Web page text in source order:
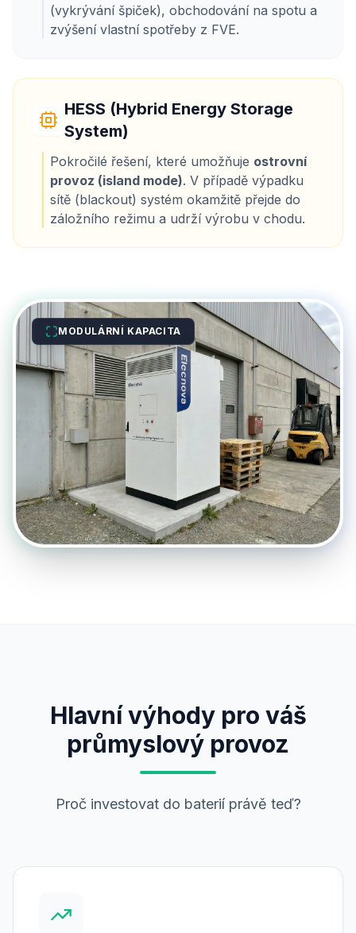
(vykrývání špiček), obchodování na spotu a
zvýšení vlastní spotřeby z FVE.
HESS (Hybrid Energy Storage
System)
Pokročilé řešení, které umožňuje ostrovní
provoz (island mode). V případě výpadku
sítě (blackout) systém okamžitě přejde do
záložního režimu a udrží výrobu v chodu.
MODULÁRNÍ KAPACITA
Hlavní výhody pro váš
průmyslový provoz
Proč investovat do baterií právě teď?